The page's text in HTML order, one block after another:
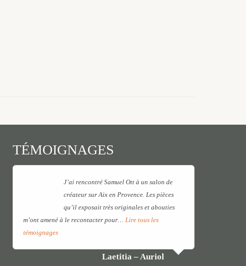
TÉMOIGNAGES
J’ai rencontré Samuel Ott à un salon de
créateur sur Aix en Provence. Les pièces
qu’il exposait très originales et abouties
m’ont amené à le recontacter pour… Lire tous les
témoignages
Laetitia – Auriol